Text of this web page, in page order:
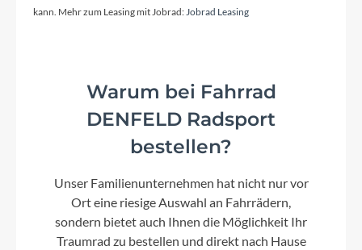
KTM Line rizer20 640mm
Farbe
green purple flipp matt
kann. Mehr zum Leasing mit Jobrad:Jobrad Leasing
Warum bei Fahrrad
DENFELD Radsport
bestellen?
Unser Familienunternehmen hat nicht nur vor
Ort eine riesige Auswahl an Fahrrädern,
sondern bietet auch Ihnen die Möglichkeit Ihr
Traumrad zu bestellen und direkt nach Hause